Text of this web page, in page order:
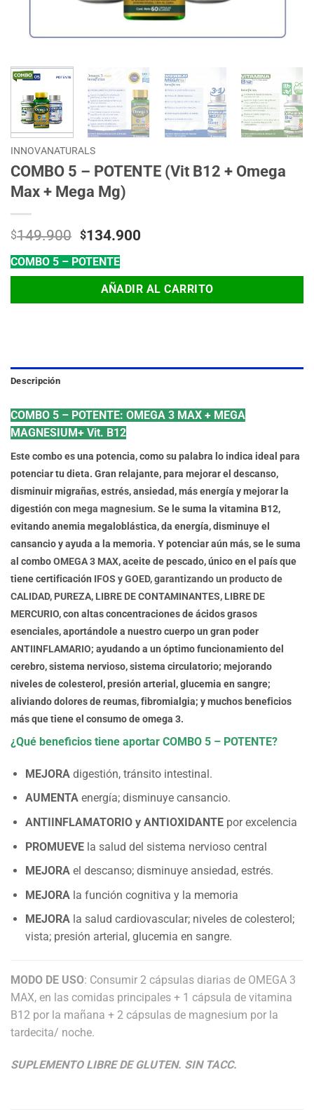
INNOVANATURALS
COMBO 5 – POTENTE (Vit B12 + Omega
Max + Mega Mg)
$149.900 El
precio
original
era:
$149.900.
$134.900
es:
$134.900.
COMBO 5 – POTENTE
AÑADIR AL CARRITO
Descripción
COMBO 5 – POTENTE: OMEGA 3 MAX + MEGA
MAGNESIUM+ Vit. B12
Este combo es una potencia,como su palabra lo indica ideal para
potenciar tu dieta. Gran relajante, para mejorar el descanso,
disminuir migrañas, estrés, ansiedad, más energía y mejorar la
digestión con mega magnesium. Se le suma la vitamina B12,
evitando anemia megaloblástica, da energía, disminuye el
cansancio y ayuda a la memoria. Y potenciar aún más, se le suma
al comboOMEGA 3 MAX,aceite de pescado, único en el país que
tiene certificación IFOS y GOED, garantizando un producto de
CALIDAD, PUREZA, LIBRE DE CONTAMINANTES, LIBRE DE
MERCURIO,con altas concentraciones de ácidos grasos
esenciales, aportándole a nuestro cuerpo un gran poder
ANTIINFLAMARIO; ayudando a un óptimo funcionamiento del
cerebro, sistema nervioso, sistema circulatorio; mejorando
niveles de colesterol, presión arterial, glucemia en sangre;
aliviando dolores de reumas, fibromialgia; y muchos beneficios
más que tiene el consumo de omega 3.
¿Qué beneficios tiene aportar COMBO 5 – POTENTE?
MEJORAdigestión, tránsito intestinal.
AUMENTAenergía; disminuye cansancio.
ANTIINFLAMATORIO y ANTIOXIDANTEpor excelencia
PROMUEVEla salud del sistema nervioso central
MEJORAel descanso; disminuye ansiedad, estrés.
MEJORAla función cognitiva y la memoria
MEJORAla salud cardiovascular; niveles de colesterol;
vista; presión arterial, glucemia en sangre.
MODO DE USO: Consumir 2 cápsulas diarias de OMEGA 3
MAX, en las comidas principales + 1 cápsula de vitamina
B12 por la mañana + 2 cápsulas de magnesium por la
tardecita/ noche.
SUPLEMENTO LIBRE DE GLUTEN. SIN TACC.